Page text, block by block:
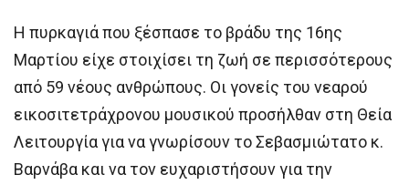
Η πυρκαγιά που ξέσπασε το βράδυ της 16ης
Μαρτίου είχε στοιχίσει τη ζωή σε περισσότερους
από 59 νέους ανθρώπους. Οι γονείς του νεαρού
εικοσιτετράχρονου μουσικού προσήλθαν στη Θεία
Λειτουργία για να γνωρίσουν το Σεβασμιώτατο κ.
Βαρνάβα και να τον ευχαριστήσουν για την